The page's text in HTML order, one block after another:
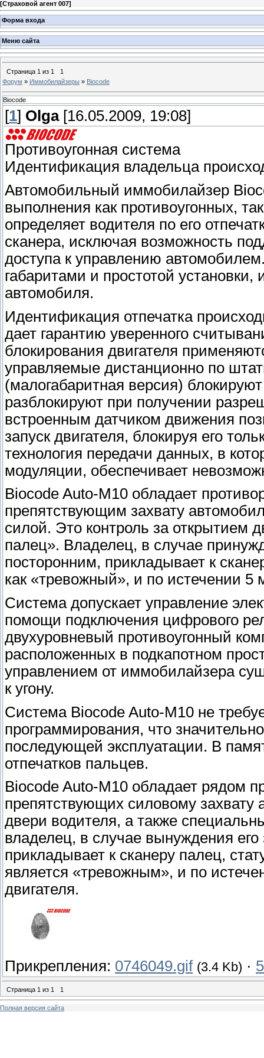
[Страховой агент 007]
Форма входа
Меню сайта
Страница 1 из 1
1
Форум » Иммобилайзеры » Biocode
Biocode
[1] Olga[16.05.2009, 19:08]
Противоугонная система
Идентификация владельца
Автомобильный иммобилайзер
выполнения как противоугонных,
определяет водителя по его
сканера, исключая возможность
доступа к управлению
габаритами и простотой
автомобиля.
Идентификация отпечатка
дает гарантию уверенного
блокирования двигателя
управляемые дистанционно по
(малогабаритная версия)
разблокируют при получении
встроенным датчиком движения
запуск двигателя, блокируя его
технология передачи данных, в
модуляции, обеспечивает
Biocode Auto-M10 обладает
препятствующим захвату
силой. Это контроль за открытием
палец». Владелец, в случае
посторонним, прикладывает к
как «тревожный», и по истечении 5
Система допускает управление
помощи подключения цифрового
двухуровневый противоугонный
расположенных в подкапотном
управлением от иммобилайзера
к угону.
Система Biocode Auto-M10 не
программирования, что
последующей эксплуатации. В
отпечатков пальцев.
Biocode Auto-M10 обладает рядом
препятствующих силовому захвату
двери водителя, а также
владелец, в случае вынуждения
прикладывает к сканеру палец,
является «тревожным», и по
двигателя.
Прикрепления: 0746049.gif (3.4 Kb) ·
Страница 1 из 1 1
Полная версия сайта